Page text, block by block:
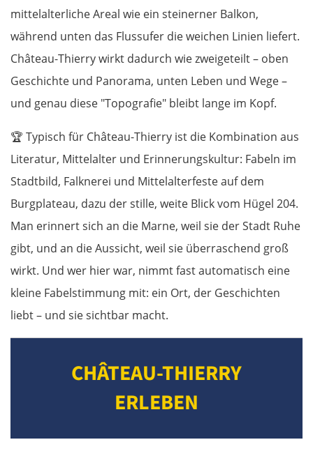
mittelalterliche Areal wie ein steinerner Balkon,
während unten das Flussufer die weichen Linien liefert.
Château-Thierry wirkt dadurch wie zweigeteilt – oben
Geschichte und Panorama, unten Leben und Wege –
und genau diese "Topografie" bleibt lange im Kopf.
🏆 Typisch für Château-Thierry ist die Kombination aus
Literatur, Mittelalter und Erinnerungskultur: Fabeln im
Stadtbild, Falknerei und Mittelalterfeste auf dem
Burgplateau, dazu der stille, weite Blick vom Hügel 204.
Man erinnert sich an die Marne, weil sie der Stadt Ruhe
gibt, und an die Aussicht, weil sie überraschend groß
wirkt. Und wer hier war, nimmt fast automatisch eine
kleine Fabelstimmung mit: ein Ort, der Geschichten
liebt – und sie sichtbar macht.
CHÂTEAU-THIERRY
ERLEBEN